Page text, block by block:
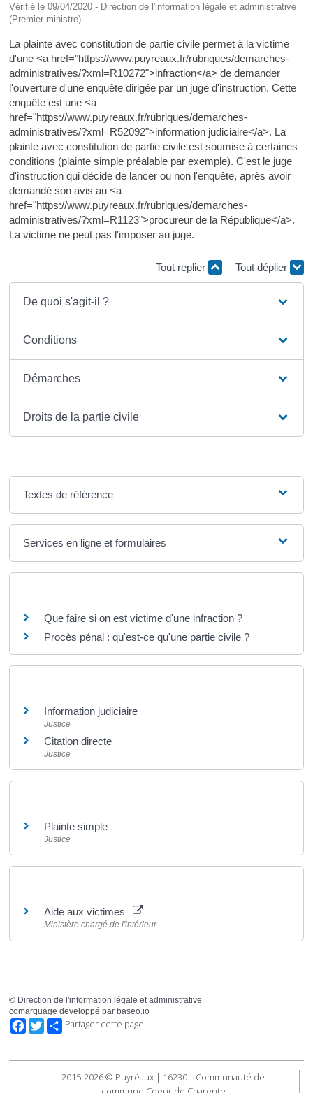
Vérifié le 09/04/2020 - Direction de l'information légale et administrative
(Premier ministre)
La plainte avec constitution de partie civile permet à la victime
d'une <a href="https://www.puyreaux.fr/rubriques/demarches-
administratives/?xml=R10272">infraction</a> de demander
l'ouverture d'une enquête dirigée par un juge d'instruction. Cette
enquête est une <a
href="https://www.puyreaux.fr/rubriques/demarches-
administratives/?xml=R52092">information judiciaire</a>. La
plainte avec constitution de partie civile est soumise à certaines
conditions (plainte simple préalable par exemple). C'est le juge
d'instruction qui décide de lancer ou non l'enquête, après avoir
demandé son avis au <a
href="https://www.puyreaux.fr/rubriques/demarches-
administratives/?xml=R1123">procureur de la République</a>.
La victime ne peut pas l'imposer au juge.
Tout replier Tout déplier
De quoi s'agit-il ?
Conditions
Démarches
Droits de la partie civile
Textes de référence
Services en ligne et formulaires
Que faire si on est victime d'une infraction ?
Procès pénal : qu'est-ce qu'une partie civile ?
Information judiciaire
Justice
Citation directe
Justice
Plainte simple
Justice
Aide aux victimes
Ministère chargé de l'intérieur
© Direction de l'information légale et administrative
comarquage developpé par baseo.io
Facebook
TwitterPartager cette page
2015-2026 © Puyréaux | 16230 – Communauté de